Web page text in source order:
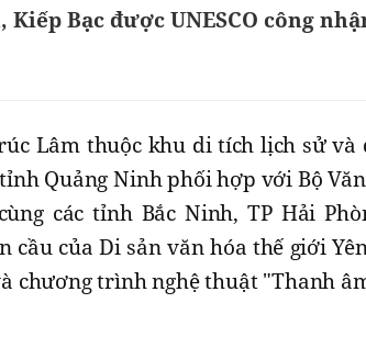
Bạc được UNESCO công
Lâm thuộc khu di tích lịch sử và
Quảng Ninh phối hợp với Bộ
các tỉnh Bắc Ninh, TP Hải
cầu của Di sản văn hóa thế giới
chương trình nghệ thuật "Thanh